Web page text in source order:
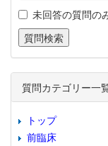
未回答の質問の
質問カテゴリー一
トップ
前臨床